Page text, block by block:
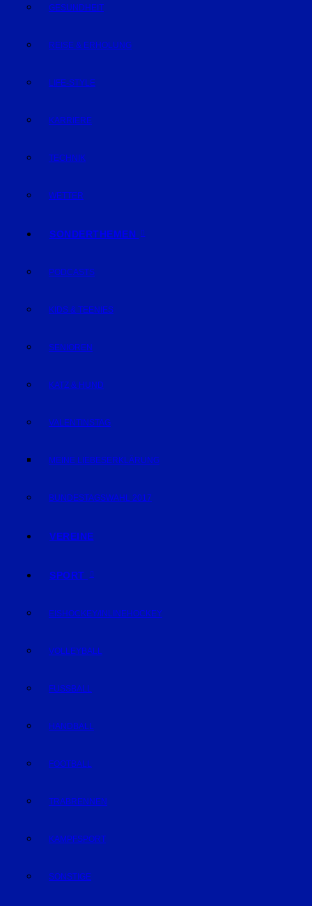
GESUNDHEIT
REISE & ERHOLUNG
LIFE-STYLE
KARRIERE
TECHNIK
WETTER
SONDERTHEMEN
PODCASTS
KIDS & TEENIES
SENIOREN
KATZ & HUND
VALENTINSTAG
MEINE LIEBESERKLÄRUNG
BUNDESTAGSWAHL 2017
VEREINE
SPORT
EISHOCKEY/INLINEHOCKEY
VOLLEYBALL
FUSSBALL
HANDBALL
FOOTBALL
TRABRENNEN
KAMPFSPORT
SONSTIGE